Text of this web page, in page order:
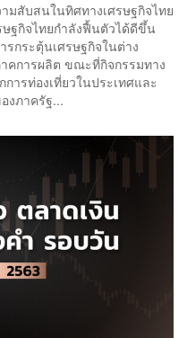
มสับสนในทิศทางเศรษฐกิจ​ไทย​
ฐกิจ​ไทย​กำลังฟื้นตัวได้ดีขึ้น​
กระตุ้นเศรษฐกิจ​ในต่าง
คการผลิต​ ขณะที่กิจกรรมทาง
ารท่องเที่ยวในประเทศ​และ
งภาครัฐ...